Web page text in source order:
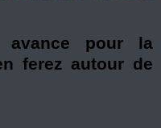
pour la
ferez autour de